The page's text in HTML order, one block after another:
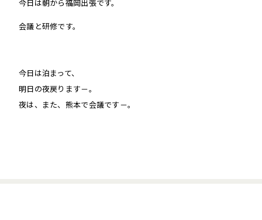
今日は朝から福岡出張です。
会議と研修です。
今日は泊まって、
明日の夜戻ります－。
夜は、また、熊本で会議です－。